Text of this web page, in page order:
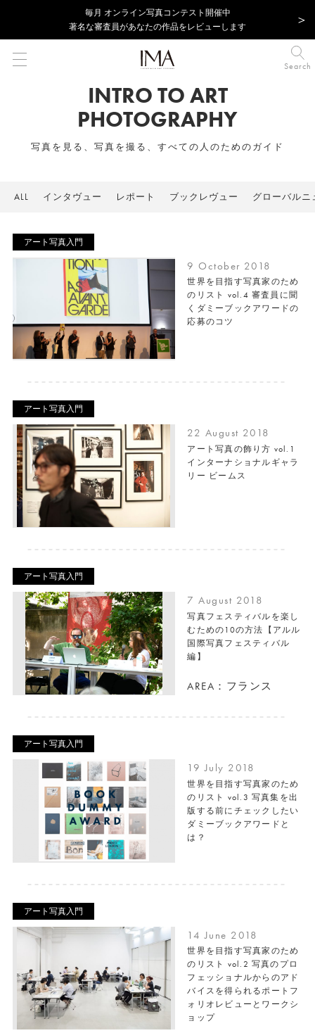
毎⽉ オンライン写真コンテスト開催中
著名な審査員があなたの作品をレビューします
Search
INTRO TO ART
PHOTOGRAPHY
写真を見る、写真を撮る、すべての人のためのガイド
ALL インタヴュー レポート ブックレヴュー グローバルニ
アート写真入門
9 October 2018
世界を目指す写真家のため
のリスト vol.4 審査員に聞
くダミーブックアワードの
応募のコツ
アート写真入門
22 August 2018
アート写真の飾り方 vol.1
インターナショナルギャラ
リー ビームス
アート写真入門
7 August 2018
写真フェスティバルを楽し
むための10の方法【アルル
国際写真フェスティバル
編】
AREA：フランス
アート写真入門
19 July 2018
世界を目指す写真家のため
のリスト vol.3 写真集を出
版する前にチェックしたい
ダミーブックアワードと
は？
アート写真入門
14 June 2018
世界を目指す写真家のため
のリスト vol.2 写真のプロ
フェッショナルからのアド
バイスを得られるポートフ
ォリオレビューとワークシ
ョップ